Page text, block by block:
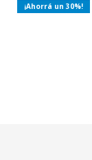
30